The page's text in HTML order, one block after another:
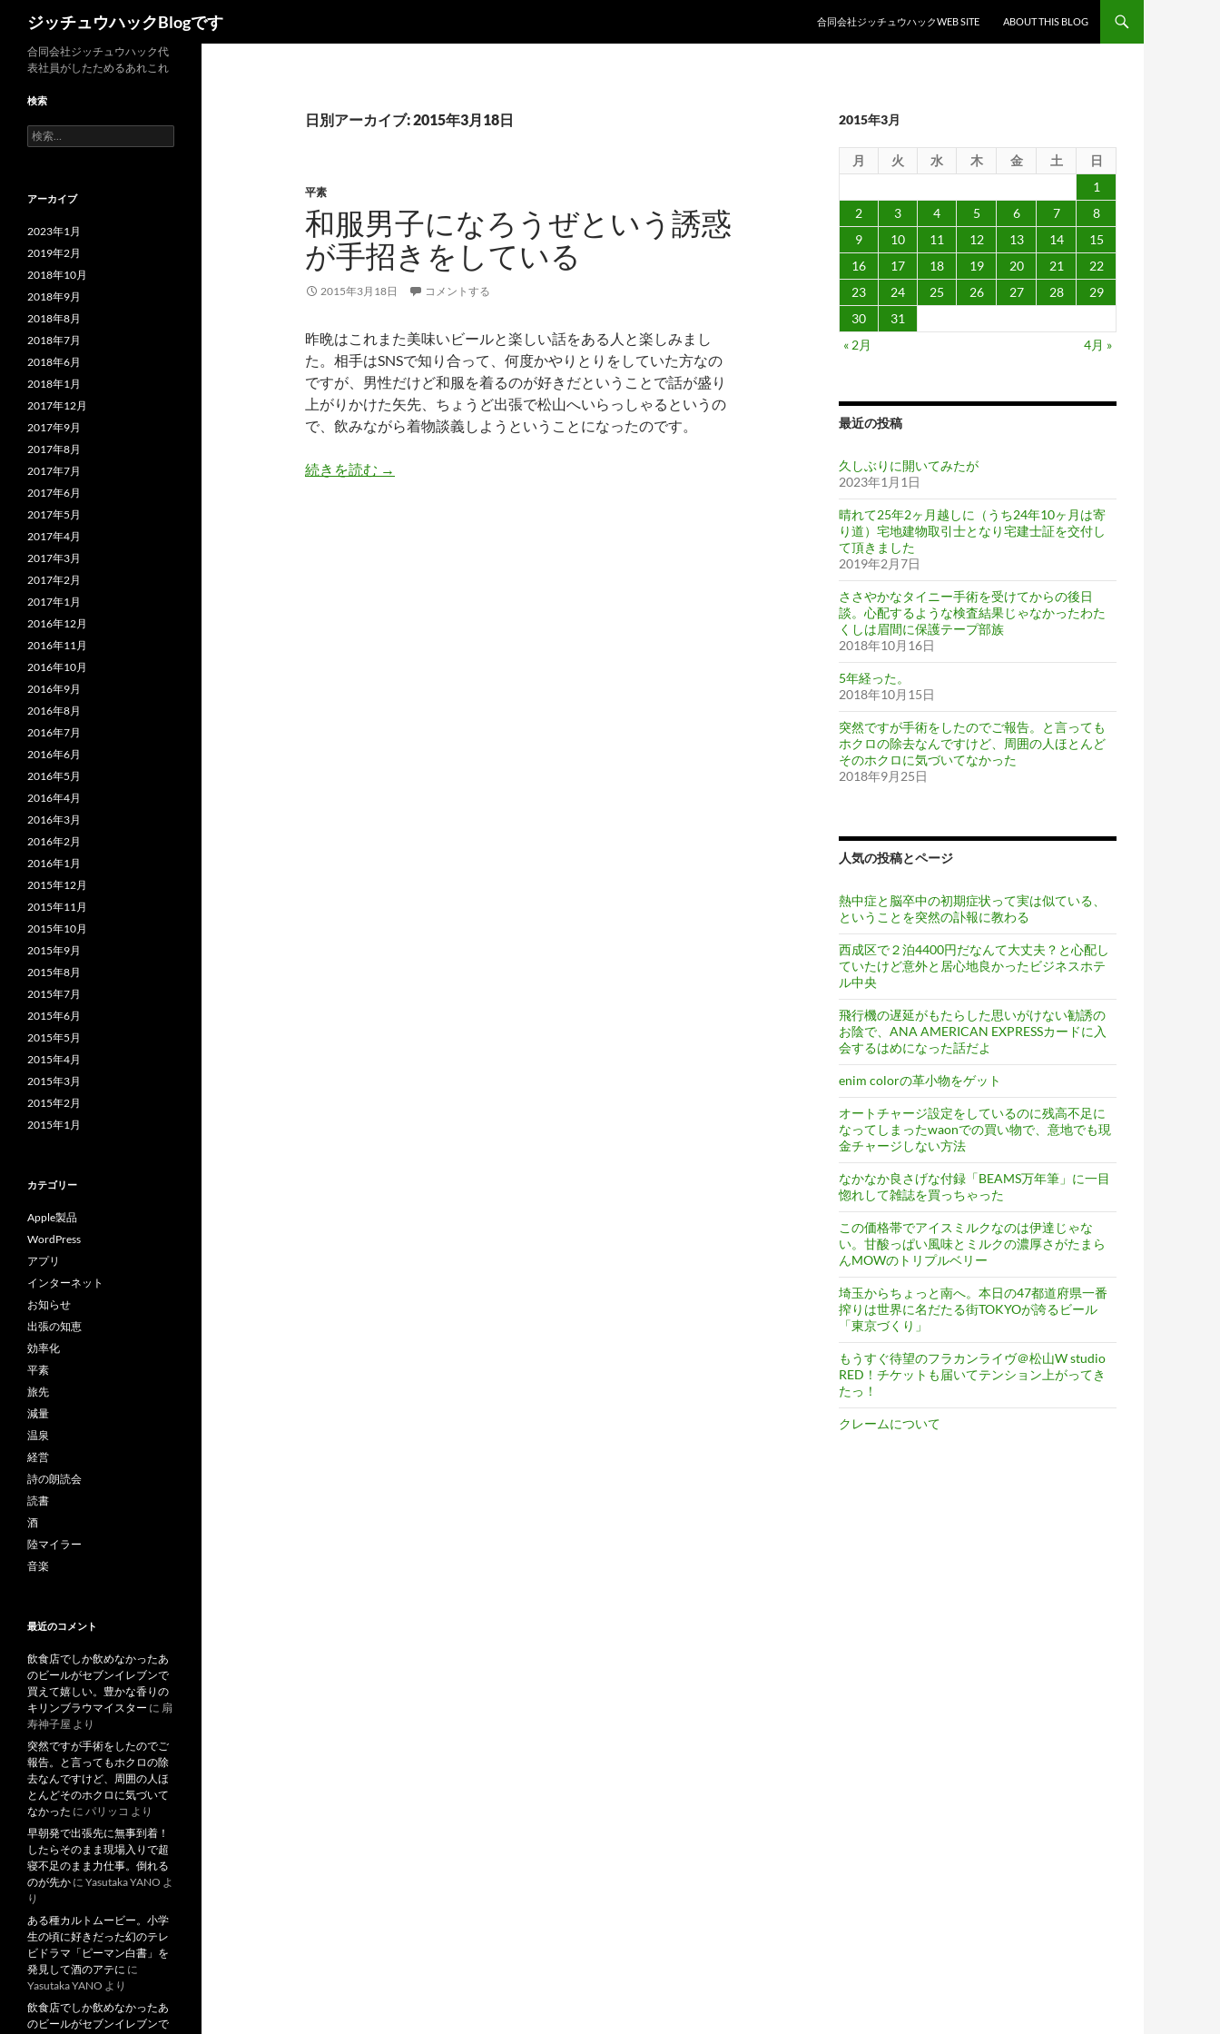
ジッチュウハックBlogです 合同会社ジッチュウハックWEB SITE ABOUT THIS BLOG
日別アーカイブ: 2015年3月18日
平素
和服男子になろうぜという誘惑
が手招きをしている
2015年3月18日 コメントする
昨晩はこれまた美味いビールと楽しい話をある人と楽しみまし
た。相手はSNSで知り合って、何度かやりとりをしていた方なの
ですが、男性だけど和服を着るのが好きだということで話が盛り
上がりかけた矢先、ちょうど出張で松山へいらっしゃるというの
で、飲みながら着物談義しようということになったのです。
続きを読む 和服男子になろうぜという誘惑が手招きをしている
→
2015年3月
月 火 水 木 金 土
日
1
2
3 4 5 6 7
8
9
10 11 12 13 14
15
16
17 18 19 20 21
22
23
24 25 26 27 28
29
30
31
« 2月
4月 »
最近の投稿
久しぶりに開いてみたが
2023年1月1日
晴れて25年2ヶ月越しに（うち24年10ヶ月は寄
り道）宅地建物取引士となり宅建士証を交付し
て頂きました
2019年2月7日
ささやかなタイニー手術を受けてからの後日
談。心配するような検査結果じゃなかったわた
くしは眉間に保護テープ部族
2018年10月16日
5年経った。
2018年10月15日
突然ですが手術をしたのでご報告。と言っても
ホクロの除去なんですけど、周囲の人ほとんど
そのホクロに気づいてなかった
2018年9月25日
人気の投稿とページ
熱中症と脳卒中の初期症状って実は似ている、
ということを突然の訃報に教わる
西成区で２泊4400円だなんて大丈夫？と心配し
ていたけど意外と居心地良かったビジネスホテ
ル中央
飛行機の遅延がもたらした思いがけない勧誘の
お陰で、ANA AMERICAN EXPRESSカードに入
会するはめになった話だよ
enim colorの革小物をゲット
オートチャージ設定をしているのに残高不足に
なってしまったwaonでの買い物で、意地でも現
金チャージしない方法
なかなか良さげな付録「BEAMS万年筆」に一目
惚れして雑誌を買っちゃった
この価格帯でアイスミルクなのは伊達じゃな
い。甘酸っぱい風味とミルクの濃厚さがたまら
んMOWのトリプルベリー
埼玉からちょっと南へ。本日の47都道府県一番
搾りは世界に名だたる街TOKYOが誇るビール
「東京づくり」
もうすぐ待望のフラカンライヴ＠松山W studio
RED！チケットも届いてテンション上がってき
たっ！
クレームについて
合同会社ジッチュウハック代
表社員がしたためるあれこれ
検索
検
索:
アーカイブ
2023年1月
2019年2月
2018年10月
2018年9月
2018年8月
2018年7月
2018年6月
2018年1月
2017年12月
2017年9月
2017年8月
2017年7月
2017年6月
2017年5月
2017年4月
2017年3月
2017年2月
2017年1月
2016年12月
2016年11月
2016年10月
2016年9月
2016年8月
2016年7月
2016年6月
2016年5月
2016年4月
2016年3月
2016年2月
2016年1月
2015年12月
2015年11月
2015年10月
2015年9月
2015年8月
2015年7月
2015年6月
2015年5月
2015年4月
2015年3月
2015年2月
2015年1月
カテゴリー
Apple製品
WordPress
アプリ
インターネット
お知らせ
出張の知恵
効率化
平素
旅先
減量
温泉
経営
詩の朗読会
読書
酒
陸マイラー
音楽
最近のコメント
飲食店でしか飲めなかったあ
のビールがセブンイレブンで
買えて嬉しい。豊かな香りの
キリンブラウマイスター に 扇
寿神子屋 より
突然ですが手術をしたのでご
報告。と言ってもホクロの除
去なんですけど、周囲の人ほ
とんどそのホクロに気づいて
なかった に パリッコ より
早朝発で出張先に無事到着！
したらそのまま現場入りで超
寝不足のまま力仕事。倒れる
のが先か に Yasutaka YANO よ
り
ある種カルトムービー。小学
生の頃に好きだった幻のテレ
ビドラマ「ピーマン白書」を
発見して酒のアテに に
Yasutaka YANO より
飲食店でしか飲めなかったあ
のビールがセブンイレブンで